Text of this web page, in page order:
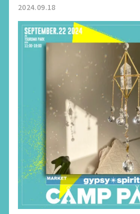
2024.09.18